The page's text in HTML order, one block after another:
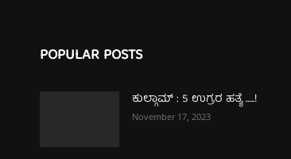
POPULAR POSTS
ಕುಲ್ಗಾಮ್‌ : 5 ಉಗ್ರರ ಹತ್ಯೆ …..!
November 17, 2023